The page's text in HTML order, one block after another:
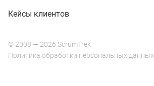
Кейсы клиентов
© 2008 — 2026 ScrumTrek
Политика обработки персональных данных